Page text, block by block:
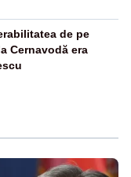
de pe
Cernavodă era